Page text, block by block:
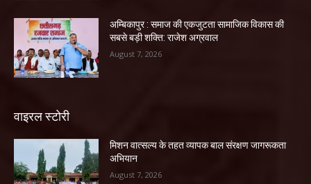
अम्बिकापुर : समाज की एकजुटता सामाजिक विकास की
सबसे बड़ी शक्ति: राजेश अग्रवाल
August 7, 2026
वाइरल स्टोरी
मिशन वात्सल्य के तहत व्यापक बाल संरक्षण जागरूकता
अभियान
August 7, 2026